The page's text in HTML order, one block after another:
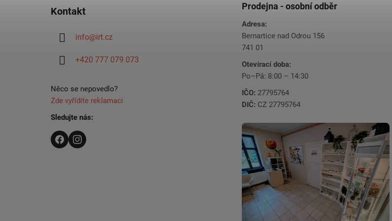
Kontakt
info@irt.cz
+420 777 079 073
Něco se nepovedlo?
Zde vyřídíte reklamaci
Sledujte nás:
Prodejna - osobní odběr
Adresa:
Bernartice nad Odrou 156
741 01
Otevírací doba:
Po–Pá: 8:00 – 14:30
IČO: 27795764
DIČ: CZ 27795764